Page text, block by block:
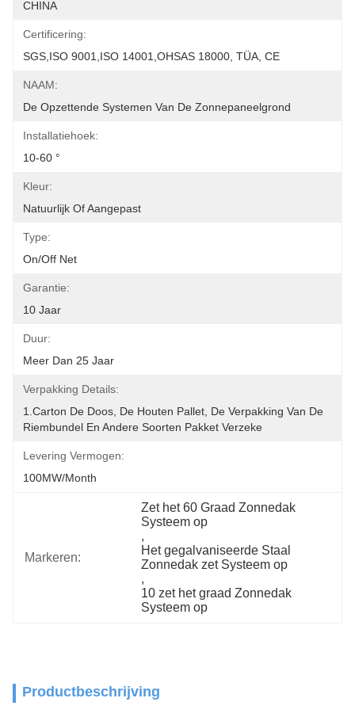
CHINA
Certificering:
SGS,ISO 9001,ISO 14001,OHSAS 18000, TÜA, CE
NAAM:
De Opzettende Systemen Van De Zonnepaneelgrond
Installatiehoek:
10-60 °
Kleur:
Natuurlijk Of Aangepast
Type:
On/off Net
Garantie:
10 Jaar
Duur:
Meer Dan 25 Jaar
Verpakking Details:
1.Carton De Doos, De Houten Pallet, De Verpakking Van De
Riembundel En Andere Soorten Pakket Verzeke
Levering Vermogen:
100MW/month
Markeren:
Zet het 60 Graad Zonnedak
Systeem op
,
Het gegalvaniseerde Staal
Zonnedak zet Systeem op
,
10 zet het graad Zonnedak
Systeem op
Productbeschrijving